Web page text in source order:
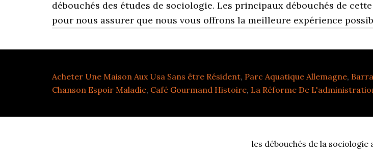
Acheter Une Maison Aux Usa Sans être Résident, Parc Aquatique Allemagne,
Chanson Espoir Maladie, Café Gourmand Histoire, La Réforme De
les débouchés de la sociologie